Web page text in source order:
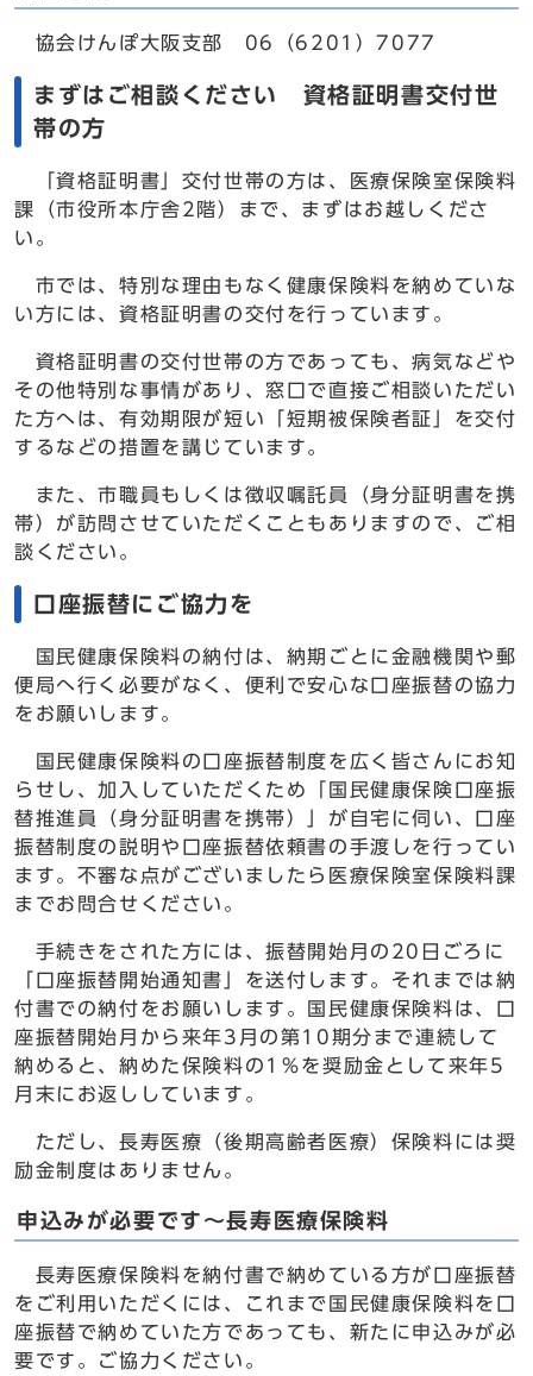
協会けんぽ大阪支部 06（6201）7077
まずはご相談ください 資格証明書交付世
帯の方
「資格証明書」交付世帯の方は、医療保険室保険料
課（市役所本庁舎2階）まで、まずはお越しくださ
い。
市では、特別な理由もなく健康保険料を納めていな
い方には、資格証明書の交付を行っています。
資格証明書の交付世帯の方であっても、病気などや
その他特別な事情があり、窓口で直接ご相談いただい
た方へは、有効期限が短い「短期被保険者証」を交付
するなどの措置を講じています。
また、市職員もしくは徴収嘱託員（身分証明書を携
帯）が訪問させていただくこともありますので、ご相
談ください。
口座振替にご協力を
国民健康保険料の納付は、納期ごとに金融機関や郵
便局へ行く必要がなく、便利で安心な口座振替の協力
をお願いします。
国民健康保険料の口座振替制度を広く皆さんにお知
らせし、加入していただくため「国民健康保険口座振
替推進員（身分証明書を携帯）」が自宅に伺い、口座
振替制度の説明や口座振替依頼書の手渡しを行ってい
ます。不審な点がございましたら医療保険室保険料課
までお問合せください。
手続きをされた方には、振替開始月の20日ごろに
「口座振替開始通知書」を送付します。それまでは納
付書での納付をお願いします。国民健康保険料は、口
座振替開始月から来年3月の第10期分まで連続して
納めると、納めた保険料の1％を奨励金として来年5
月末にお返ししています。
ただし、長寿医療（後期高齢者医療）保険料には奨
励金制度はありません。
申込みが必要です～長寿医療保険料
長寿医療保険料を納付書で納めている方が口座振替
をご利用いただくには、これまで国民健康保険料を口
座振替で納めていた方であっても、新たに申込みが必
要です。ご協力ください。